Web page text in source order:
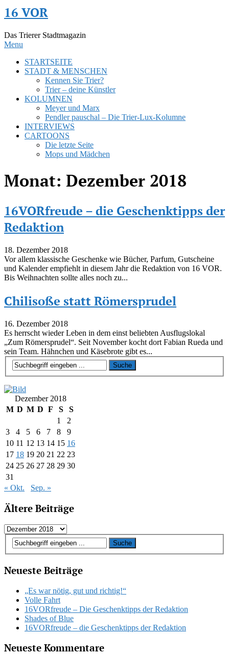
Skip
to
16 VOR
Das Trierer Stadtmagazin
Menu
STARTSEITE
STADT & MENSCHEN
Kennen Sie Trier?
Trier – deine Künstler
KOLUMNEN
Meyer und Marx
Pendler pauschal – Die Trier-Lux-Kolumne
INTERVIEWS
CARTOONS
Die letzte Seite
Mops und Mädchen
Monat: Dezember 2018
16VORfreude – die Geschenktipps der
Redaktion
18. Dezember 2018
Vor allem klassische Geschenke wie Bücher, Parfum, Gutscheine
und Kalender empfiehlt in diesem Jahr die Redaktion von 16 VOR.
Bis Weihnachten sollte alles noch zu...
Chilisoße statt Römersprudel
16. Dezember 2018
Es herrscht wieder Leben in dem einst beliebten Ausflugslokal
„Zum Römersprudel“. Seit November kocht dort Fabian Rueda und
sein Team. Hähnchen und Käsebrote gibt es...
Dezember 2018
M D M D F S
S
1
2
3
4 5 6 7 8
9
10 11 12 13 14 15 16
17 18 19 20 21 22 23
24 25 26 27 28 29 30
31
« Okt.
Sep. »
Ältere Beiträge
Ältere
Beiträge
Neueste Beiträge
„Es war nötig, gut und richtig!“
Volle Fahrt
16VORfreude – Die Geschenktipps der Redaktion
Shades of Blue
16VORfreude – die Geschenktipps der Redaktion
Neueste Kommentare